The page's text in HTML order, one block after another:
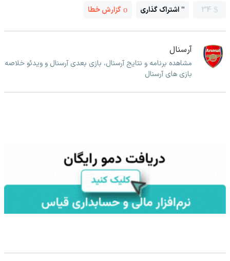
34 اشتراک گذاری گزارش خطا
آرسنال
مشاهده برنامه و نتایج آرسنال، بازی بعدی آرسنال و ویدئو خلاصه
بازی های آرسنال